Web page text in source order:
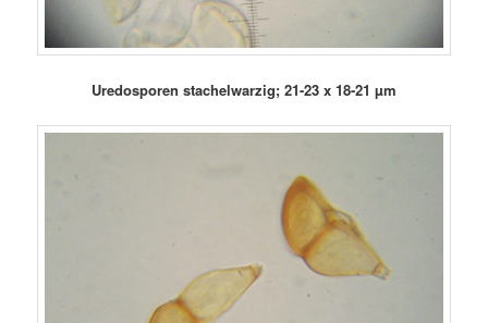
Uredosporen stachelwarzig; 21-23 x 18-21 µm